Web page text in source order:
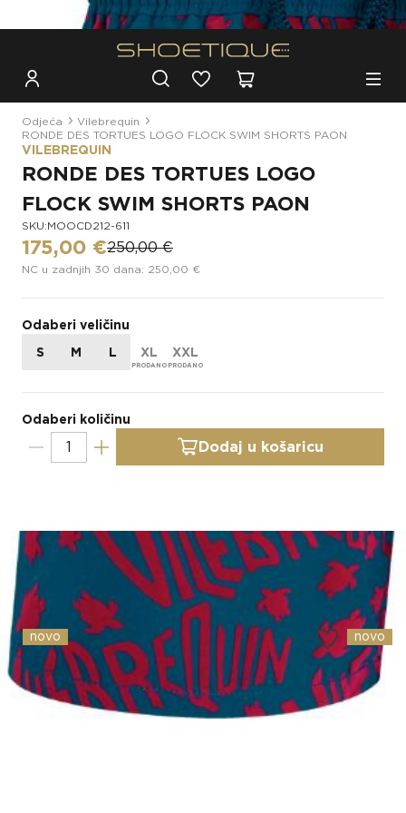
Besplatna dostava za narudžbe iznad 100€
Odjeća
Vilebrequin
RONDE DES TORTUES LOGO FLOCK SWIM SHORTS PAON
VILEBREQUIN
RONDE DES TORTUES LOGO
FLOCK SWIM SHORTS PAON
SKU:MOOCD212-611
175,00 €250,00 €
NC u zadnjih 30 dana: 250,00 €
Odaberi veličinu
S
M L XL XXL
Odaberi količinu
Dodaj u košaricu
Slični proizvodi
novo novo